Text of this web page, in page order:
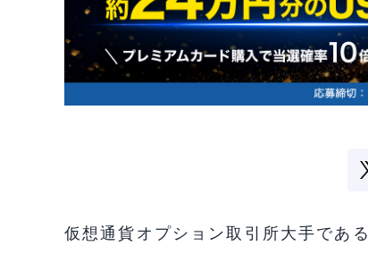
仮想通貨オプション取引所大手であ